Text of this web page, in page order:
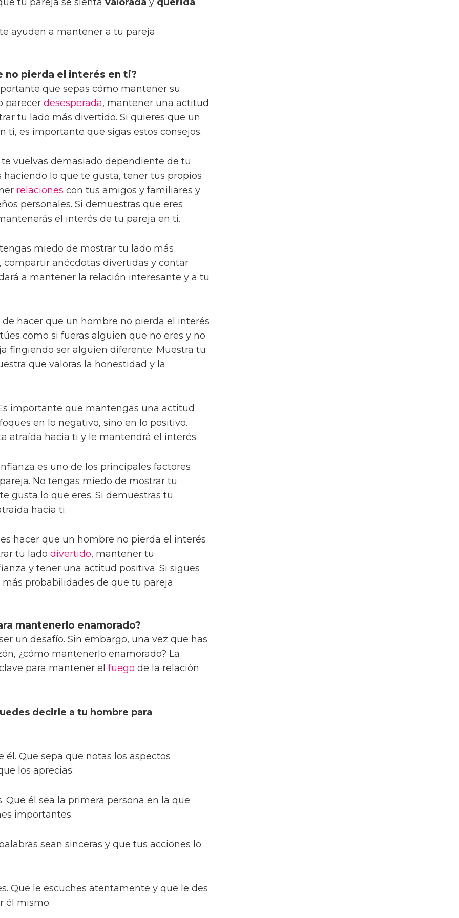
ayuden a mantener a tu pareja
no pierda el interés en ti?
que sepas cómo mantener su
parecer desesperada, mantener una actitud
tu lado más divertido. Si quieres que un
ti, es importante que sigas estos consejos.
te vuelvas demasiado dependiente de tu
lo que te gusta, tener tus propios
relaciones con tus amigos y familiares y
personales. Si demuestras que eres
el interés de tu pareja en ti.
miedo de mostrar tu lado más
compartir anécdotas divertidas y contar
a mantener la relación interesante y a tu
de hacer que un hombre no pierda el interés
como si fueras alguien que no eres y no
fingiendo ser alguien diferente. Muestra tu
que valoras la honestidad y la
importante que mantengas una actitud
en lo negativo, sino en lo positivo.
atraída hacia ti y le mantendrá el interés.
es uno de los principales factores
No tengas miedo de mostrar tu
gusta lo que eres. Si demuestras tu
hacia ti.
hacer que un hombre no pierda el interés
tu lado divertido, mantener tu
y tener una actitud positiva. Si sigues
probabilidades de que tu pareja
mantenerlo enamorado?
un desafío. Sin embargo, una vez que has
¿cómo mantenerlo enamorado? La
para mantener el fuego de la relación
decirle a tu hombre para
Que sepa que notas los aspectos
los aprecias.
Que él sea la primera persona en la que
importantes.
sean sinceras y que tus acciones lo
Que le escuches atentamente y que le des
él mismo.